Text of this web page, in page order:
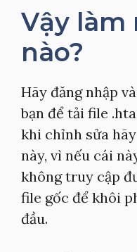
Vậy
nào?
Hãy đăng nhập
bạn để tải file
khi chỉnh sửa
này, vì nếu cái
không truy cập
file gốc để khôi
đầu.